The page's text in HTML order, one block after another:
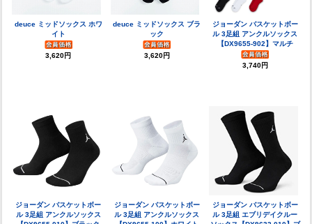
deuce ミッドソックス ホワ
イト
3,620円
deuce ミッドソックス ブラ
ック
3,620円
ジョーダン バスケットボー
ル 3足組 アンクルソックス
【DX9655-902】マルチ
3,740円
ジョーダン バスケットボー
ル 3足組 アンクルソックス
ジョーダン バスケットボー
ル 3足組 アンクルソックス
ジョーダン バスケットボー
ル 3足組 エブリデイクルー